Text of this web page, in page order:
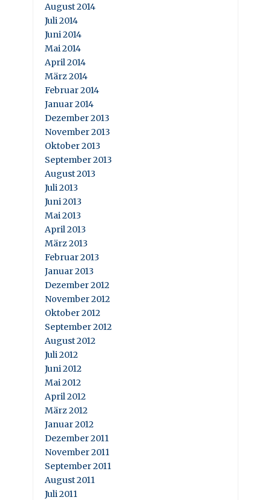
August 2014
Juli 2014
Juni 2014
Mai 2014
April 2014
März 2014
Februar 2014
Januar 2014
Dezember 2013
November 2013
Oktober 2013
September 2013
August 2013
Juli 2013
Juni 2013
Mai 2013
April 2013
März 2013
Februar 2013
Januar 2013
Dezember 2012
November 2012
Oktober 2012
September 2012
August 2012
Juli 2012
Juni 2012
Mai 2012
April 2012
März 2012
Januar 2012
Dezember 2011
November 2011
September 2011
August 2011
Juli 2011